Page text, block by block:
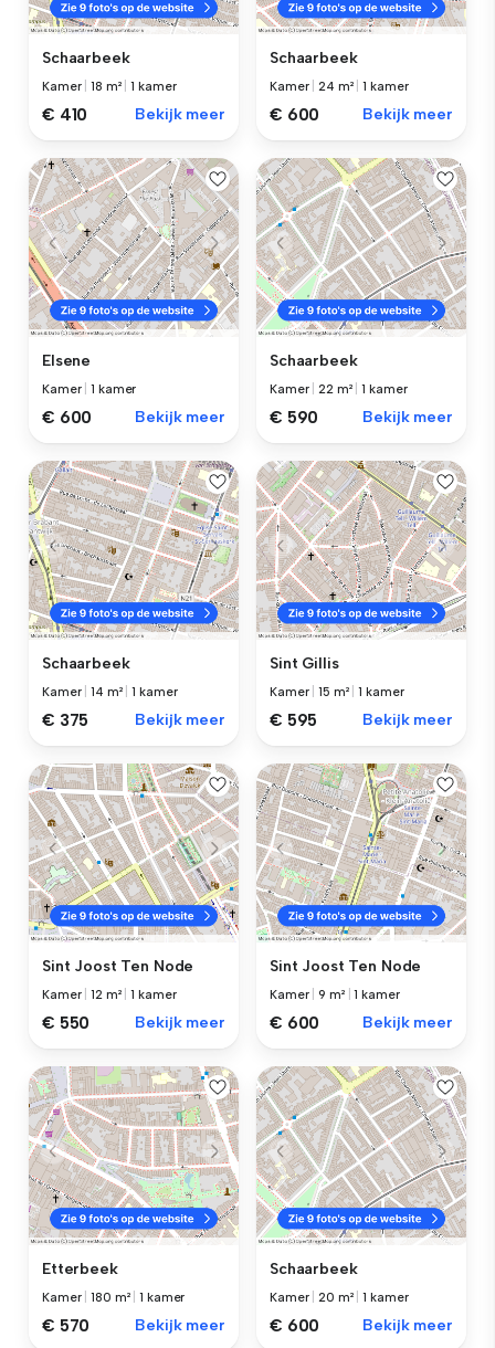
Schaarbeek
Kamer |18 m² |1 kamer
€ 410 Bekijk meer
Schaarbeek
Kamer |24 m² |1 kamer
€ 600 Bekijk meer
Elsene
Kamer |1 kamer
€ 600 Bekijk meer
Schaarbeek
Kamer |22 m² |1 kamer
€ 590 Bekijk meer
Schaarbeek
Kamer |14 m² |1 kamer
€ 375 Bekijk meer
Sint Gillis
Kamer |15 m² |1 kamer
€ 595 Bekijk meer
Sint Joost Ten Node
Kamer |12 m² |1 kamer
€ 550 Bekijk meer
Sint Joost Ten Node
Kamer |9 m² |1 kamer
€ 600 Bekijk meer
Etterbeek
Kamer |180 m² |1 kamer
€ 570 Bekijk meer
Schaarbeek
Kamer |20 m² |1 kamer
€ 600 Bekijk meer